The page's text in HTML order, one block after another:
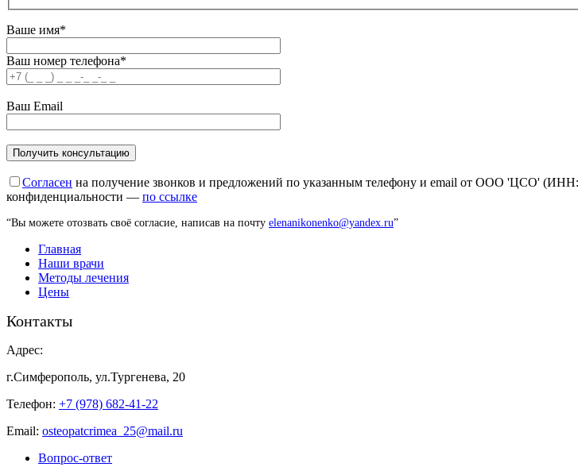
Ваше имя*
Ваш номер телефона*
Ваш Email
Согласен на получение звонков и предложений по указанным телефону и email от ООО 'ЦСО' (ИНН:
конфиденциальности — по ссылке
“Вы можете отозвать своё согласие, написав на почту elenanikonenko@yandex.ru”
Главная
Наши врачи
Методы лечения
Цены
Контакты
Адрес:
г.Симферополь, ул.Тургенева, 20
Телефон: +7 (978) 682-41-22
Email: osteopatcrimea_25@mail.ru
Вопрос-ответ